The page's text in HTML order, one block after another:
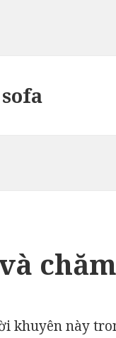
khuyên này